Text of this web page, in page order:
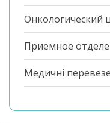
Онкологический
Приемное
Медичні